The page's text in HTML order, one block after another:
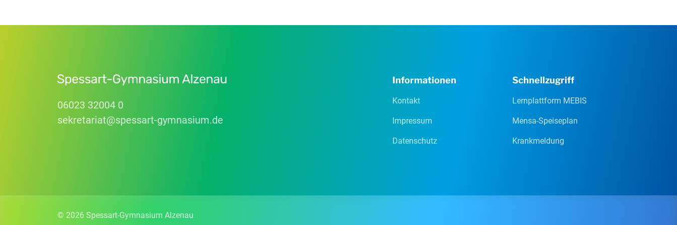
06023 32004 0
sekretariat@spessart-gymnasium.de
Informationen
Kontakt
Impressum
Datenschutz
Schnellzugriff
Lernplattform MEBIS
Mensa-Speiseplan
Krankmeldung
© 2026 Spessart-Gymnasium Alzenau